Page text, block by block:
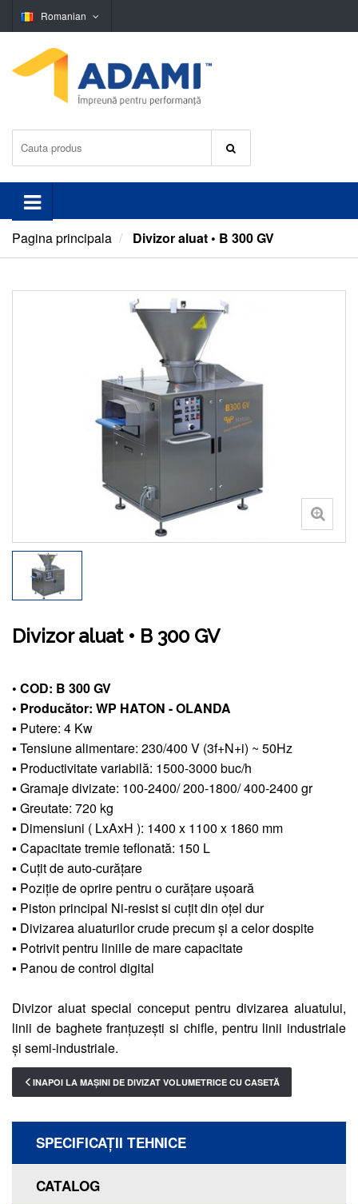
Romanian
Pagina principala Divizor aluat • B 300 GV
Divizor aluat • B 300 GV
• COD: B 300 GV
• Producător: WP HATON - OLANDA
▪ Putere: 4 Kw
▪ Tensiune alimentare: 230/400 V (3f+N+i) ~ 50Hz
▪ Productivitate variabilă: 1500-3000 buc/h
▪ Gramaje divizate: 100-2400/ 200-1800/ 400-2400 gr
▪ Greutate: 720 kg
▪ Dimensiuni ( LxAxH ): 1400 x 1100 x 1860 mm
▪ Capacitate tremie teflonată: 150 L
▪ Cuțit de auto-curățare
▪ Poziție de oprire pentru o curățare ușoară
▪ Piston principal Ni-resist si cuțit din oțel dur
▪ Divizarea aluaturilor crude precum și a celor dospite
▪ Potrivit pentru liniile de mare capacitate
▪ Panou de control digital
Divizor aluat special conceput pentru divizarea aluatului,
linii de baghete franțuzești si chifle, pentru linii industriale
și semi-industriale.
INAPOI LA MAȘINI DE DIVIZAT VOLUMETRICE CU CASETĂ
SPECIFICAŢII TEHNICE
CATALOG